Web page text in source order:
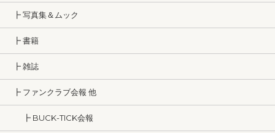
┣ 写真集＆ムック
┣ 書籍
┣ 雑誌
┣ ファンクラブ会報 他
┣ BUCK-TICK会報